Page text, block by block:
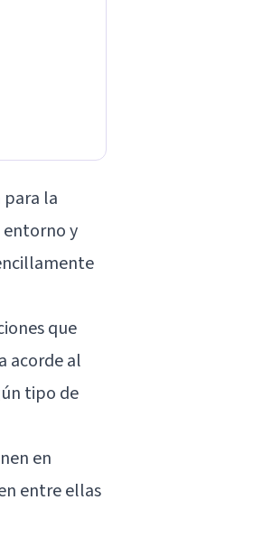
para la
entorno y
que
acorde al
tipo de
en
entre ellas